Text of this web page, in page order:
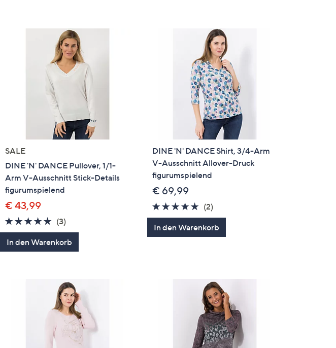
SALE
DINE 'N' DANCE Pullover, 1/1-
Arm V-Ausschnitt Stick-Details
figurumspielend
€ 43,99
5.0
von
5
(3)
Bewertungen
In den Warenkorb
DINE 'N' DANCE Shirt, 3/4-Arm
V-Ausschnitt Allover-Druck
figurumspielend
€ 69,99
5.0
von
5
(2)
Bewertungen
In den Warenkorb